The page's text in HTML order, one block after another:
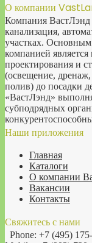
О компании
Компания
канализация,
участках.
компанией
проектирования и
(освещение, дренаж,
полив) до посадки
«ВастЛэнд»
субподрядных
Наши приложения
Главная
Каталоги
О компании
Вакансии
Контакты
Свяжитесь с нами
Phone: +7 (495)